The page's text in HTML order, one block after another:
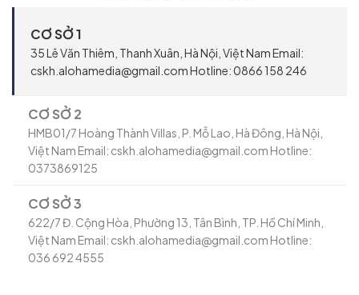
CƠ SỞ 1
35 Lê Văn Thiêm, Thanh Xuân, Hà Nội, Việt Nam Email:
cskh.alohamedia@gmail.com Hotline: 0866 158 246
CƠ SỞ 2
HMB01/7 Hoàng Thành Villas, P. Mỗ Lao, Hà Đông, Hà Nội,
Việt Nam Email: cskh.alohamedia@gmail.com Hotline:
0373869125
CƠ SỞ 3
622/7 Đ. Cộng Hòa, Phường 13, Tân Bình, TP. Hồ Chí Minh,
Việt Nam Email: cskh.alohamedia@gmail.com Hotline:
036 692 4555